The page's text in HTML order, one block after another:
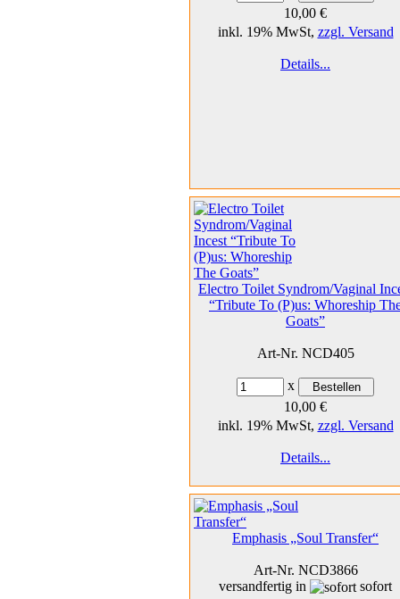
10,00 €
inkl. 19% MwSt, zzgl. Versand
Details...
Electro Toilet Syndrom/Vaginal
“Tribute To (P)us: Whoreship
Goats”
Art-Nr. NCD405
x
10,00 €
inkl. 19% MwSt, zzgl. Versand
Details...
Emphasis „Soul Transfer“
Art-Nr. NCD3866
versandfertig in
sofort